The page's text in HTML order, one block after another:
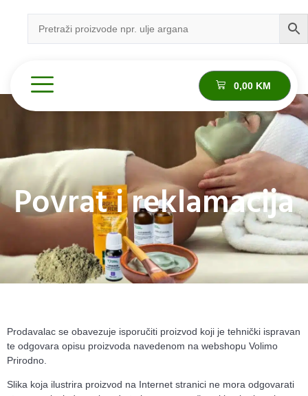
0,00 KM
Povrat i reklamacija
Prodavalac se obavezuje isporučiti proizvod koji je tehnički ispravan
te odgovara opisu proizvoda navedenom na webshopu Volimo
Prirodno.
Slika koja ilustrira proizvod na Internet stranici ne mora odgovarati